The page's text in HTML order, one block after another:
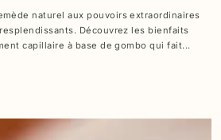
naturel aux pouvoirs extraordinaires
Découvrez les bienfaits
capillaire à base de gombo qui fait...